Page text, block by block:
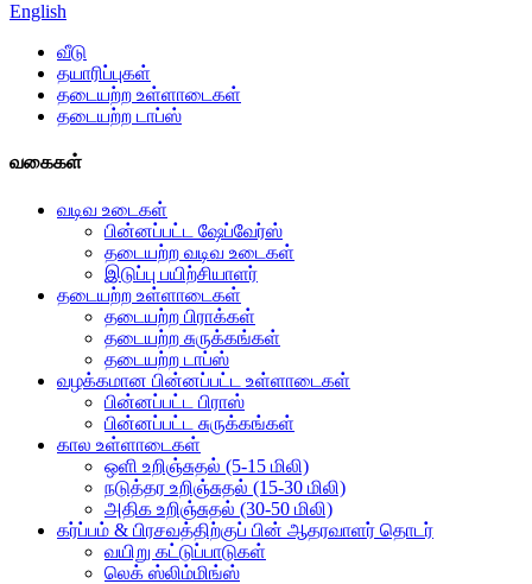
English
வீடு
தயாரிப்புகள்
தடையற்ற உள்ளாடைகள்
தடையற்ற டாப்ஸ்
வகைகள்
வடிவ உடைகள்
பின்னப்பட்ட ஷேப்வேர்ஸ்
தடையற்ற வடிவ உடைகள்
இடுப்பு பயிற்சியாளர்
தடையற்ற உள்ளாடைகள்
தடையற்ற பிராக்கள்
தடையற்ற சுருக்கங்கள்
தடையற்ற டாப்ஸ்
வழக்கமான பின்னப்பட்ட உள்ளாடைகள்
பின்னப்பட்ட பிராஸ்
பின்னப்பட்ட சுருக்கங்கள்
கால உள்ளாடைகள்
ஒளி உறிஞ்சுதல் (5-15 மிலி)
நடுத்தர உறிஞ்சுதல் (15-30 மிலி)
அதிக உறிஞ்சுதல் (30-50 மிலி)
கர்ப்பம் & பிரசவத்திற்குப் பின் ஆதரவாளர் தொடர்
வயிறு கட்டுப்பாடுகள்
லெக் ஸ்லிம்மிங்ஸ்